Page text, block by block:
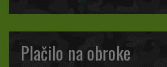
Plačilo na obroke